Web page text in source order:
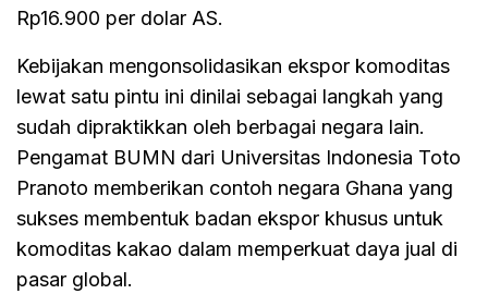
Rp16.900 per dolar AS.
Kebijakan mengonsolidasikan ekspor komoditas
lewat satu pintu ini dinilai sebagai langkah yang
sudah dipraktikkan oleh berbagai negara lain.
Pengamat BUMN dari Universitas Indonesia Toto
Pranoto memberikan contoh negara Ghana yang
sukses membentuk badan ekspor khusus untuk
komoditas kakao dalam memperkuat daya jual di
pasar global.